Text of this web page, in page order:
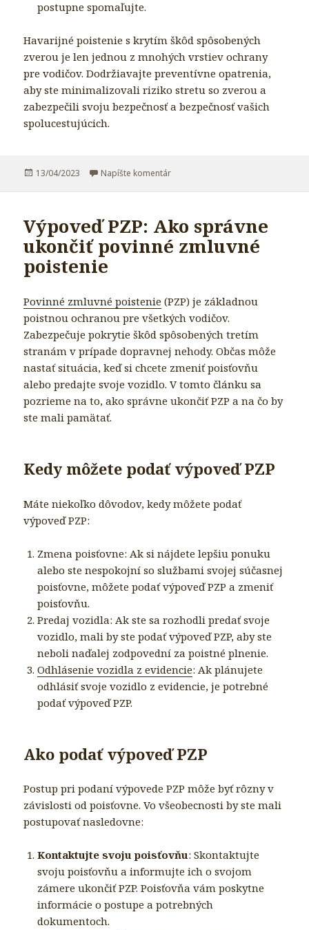
postupne spomaľujte.
Havarijné poistenie s krytím škôd spôsobených
zverou je len jednou z mnohých vrstiev ochrany
pre vodičov. Dodržiavajte preventívne opatrenia,
aby ste minimalizovali riziko stretu so zverou a
zabezpečili svoju bezpečnosť a bezpečnosť vašich
spolucestujúcich.
Publikované
13/04/2023 Napíšte komentár
Výpoveď PZP: Ako správne
ukončiť povinné zmluvné
poistenie
Povinné zmluvné poistenie (PZP) je základnou
poistnou ochranou pre všetkých vodičov.
Zabezpečuje pokrytie škôd spôsobených tretím
stranám v prípade dopravnej nehody. Občas môže
nastať situácia, keď si chcete zmeniť poisťovňu
alebo predajte svoje vozidlo. V tomto článku sa
pozrieme na to, ako správne ukončiť PZP a na čo by
ste mali pamätať.
Kedy môžete podať výpoveď PZP
Máte niekoľko dôvodov, kedy môžete podať
výpoveď PZP:
Zmena poisťovne: Ak si nájdete lepšiu ponuku
alebo ste nespokojní so službami svojej súčasnej
poisťovne, môžete podať výpoveď PZP a zmeniť
poisťovňu.
Predaj vozidla: Ak ste sa rozhodli predať svoje
vozidlo, mali by ste podať výpoveď PZP, aby ste
neboli naďalej zodpovední za poistné plnenie.
Odhlásenie vozidla z evidencie: Ak plánujete
odhlásiť svoje vozidlo z evidencie, je potrebné
podať výpoveď PZP.
Ako podať výpoveď PZP
Postup pri podaní výpovede PZP môže byť rôzny v
závislosti od poisťovne. Vo všeobecnosti by ste mali
postupovať nasledovne:
Kontaktujte svoju poisťovňu: Skontaktujte
svoju poisťovňu a informujte ich o svojom
zámere ukončiť PZP. Poisťovňa vám poskytne
informácie o postupe a potrebných
dokumentoch.